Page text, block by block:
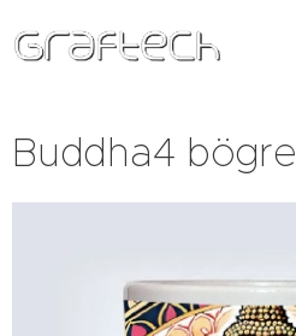
Buddha4 bögre